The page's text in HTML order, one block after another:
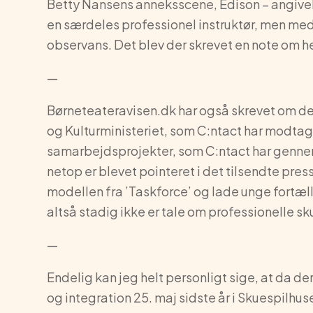
Betty Nansens anneksscene, Edison –
en særdeles professionel instruktør, men
observans. Det blev der skrevet en note om
—
Børneteateravisen.dk har også skrevet om
og Kulturministeriet, som C:ntact har
samarbejdsprojekter, som C:ntact har
netop er blevet pointeret i det tilsendte
modellen fra ’Taskforce’ og lade unge
altså stadig ikke er tale om professionelle
—
Endelig kan jeg helt personligt sige, at da
og integration 25. maj sidste år i